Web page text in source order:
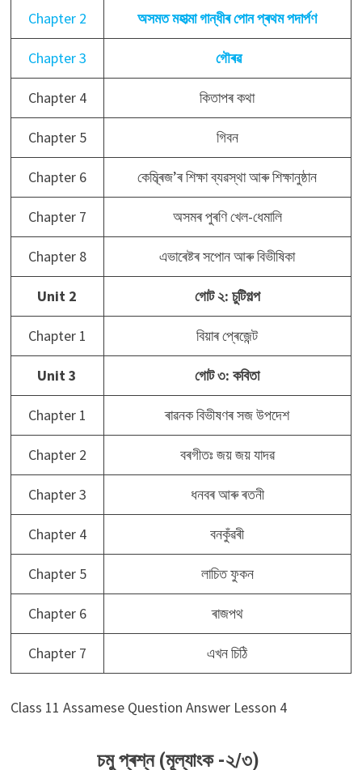
Chapter 2 অসমত মহাত্মা গান্ধীৰ পোন প্ৰথম পদাৰ্পণ
Chapter 3 গৌৰৱ
Chapter 4 কিতাপৰ কথা
Chapter 5 গিবন
Chapter 6 কেম্ব্ৰিজ’ৰ শিক্ষা ব্যৱস্থা আৰু শিক্ষানুষ্ঠান
Chapter 7 অসমৰ পুৰণি খেল-ধেমালি
Chapter 8 এভাৰেষ্টৰ সপোন আৰু বিভীষিকা
Unit 2 গোট ২: চুটিগল্প
Chapter 1 বিয়াৰ প্ৰেজেন্ট
Unit 3 গোট ৩: কবিতা
Chapter 1 ৰাৱনক বিভীষণৰ সজ উপদেশ
Chapter 2 বৰগীতঃ জয় জয় যাদৱ
Chapter 3 ধনবৰ আৰু ৰতনী
Chapter 4 বনকুঁৱৰী
Chapter 5 লাচিত ফুকন
Chapter 6 ৰাজপথ
Chapter 7 এখন চিঠি
Class 11 Assamese Question Answer Lesson 4
চমু প্ৰশ্ন (মূল্যাংক -২/৩)